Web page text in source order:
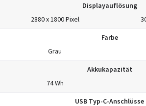
Displayauflösung
2880 x 1800 Pixel
Farbe
Grau
Akkukapazität
74 Wh
USB Typ-C-Anschlüsse